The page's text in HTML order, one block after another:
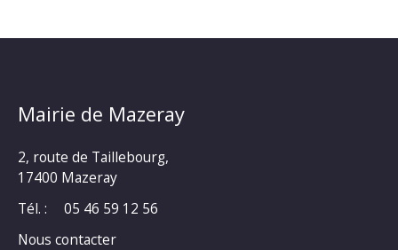
Mairie de Mazeray
2, route de Taillebourg,
17400 Mazeray
Tél. :
05 46 59 12 56
Nous contacter